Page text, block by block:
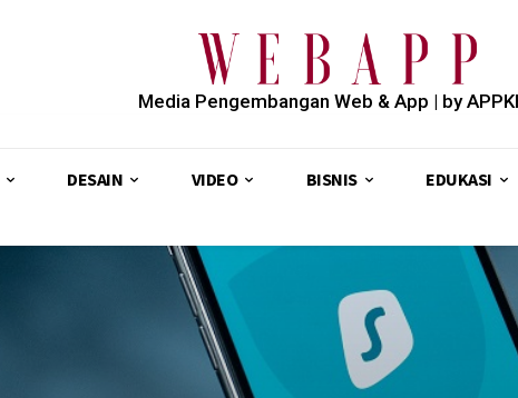
Media Pengembangan Web & App | by
DESAIN VIDEO BISNIS EDUKASI